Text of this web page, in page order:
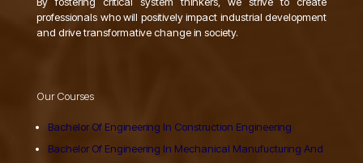
professionals who will positively impact industrial development
and drive transformative change in society.
Our Courses
Bachelor Of Engineering In Construction Engineering
Bachelor Of Engineering In Mechanical Manufucturing And